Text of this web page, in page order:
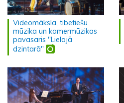
Videomāksla, tibetiešu
mūzika un kamermūzikas
pavasaris "Lielajā
dzintarā"